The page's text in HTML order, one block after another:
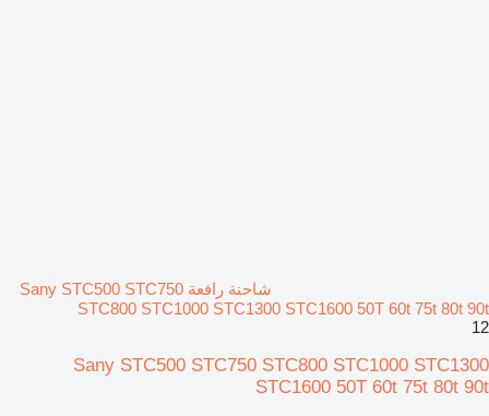
شاحنة رافعة Sany STC500 STC750
STC800 STC1000 STC1300 STC1600 50T 60t 75t 80t 90t
12
Sany STC500 STC750 STC800 STC1000 STC1300
STC1600 50T 60t 75t 80t 90t